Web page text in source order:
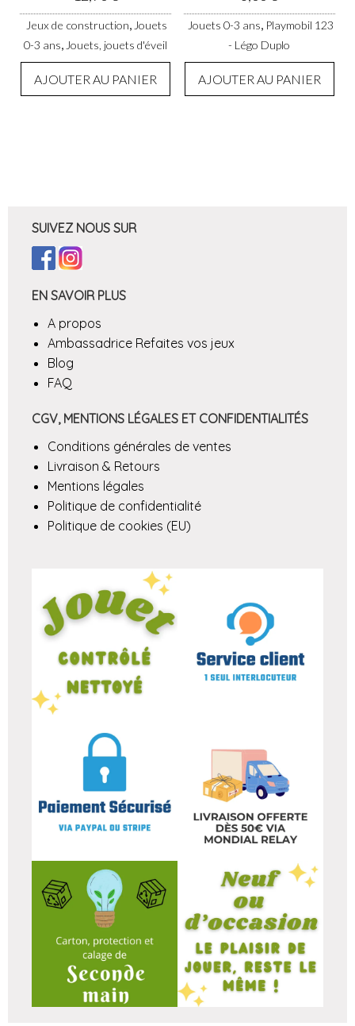
Jeux de construction,Jouets
0-3 ans,Jouets, jouets d'éveil
AJOUTER AU PANIER
Jouets 0-3 ans, Playmobil 123
- Légo Duplo
AJOUTER AU PANIER
SUIVEZ NOUS SUR
EN SAVOIR PLUS
A propos
Ambassadrice Refaites vos jeux
Blog
FAQ
CGV, MENTIONS LÉGALES ET CONFIDENTIALITÉS
Conditions générales de ventes
Livraison & Retours
Mentions légales
Politique de confidentialité
Politique de cookies (EU)